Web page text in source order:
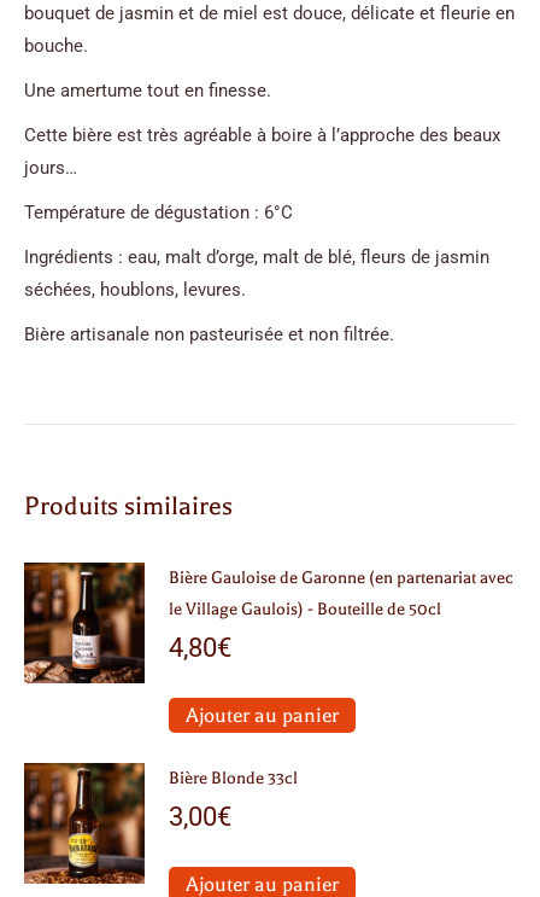
bouquet de jasmin et de miel est douce, délicate et fleurie en
bouche.
Une amertume tout en finesse.
Cette bière est très agréable à boire à l’approche des beaux
jours…
Température de dégustation : 6°C
Ingrédients : eau, malt d’orge, malt de blé, fleurs de jasmin
séchées, houblons, levures.
Bière artisanale non pasteurisée et non filtrée.
Produits similaires
Bière Gauloise de Garonne (en partenariat avec
le Village Gaulois) - Bouteille de 50cl
4,80€
Ajouter au panier
Bière Blonde 33cl
3,00€
Ajouter au panier